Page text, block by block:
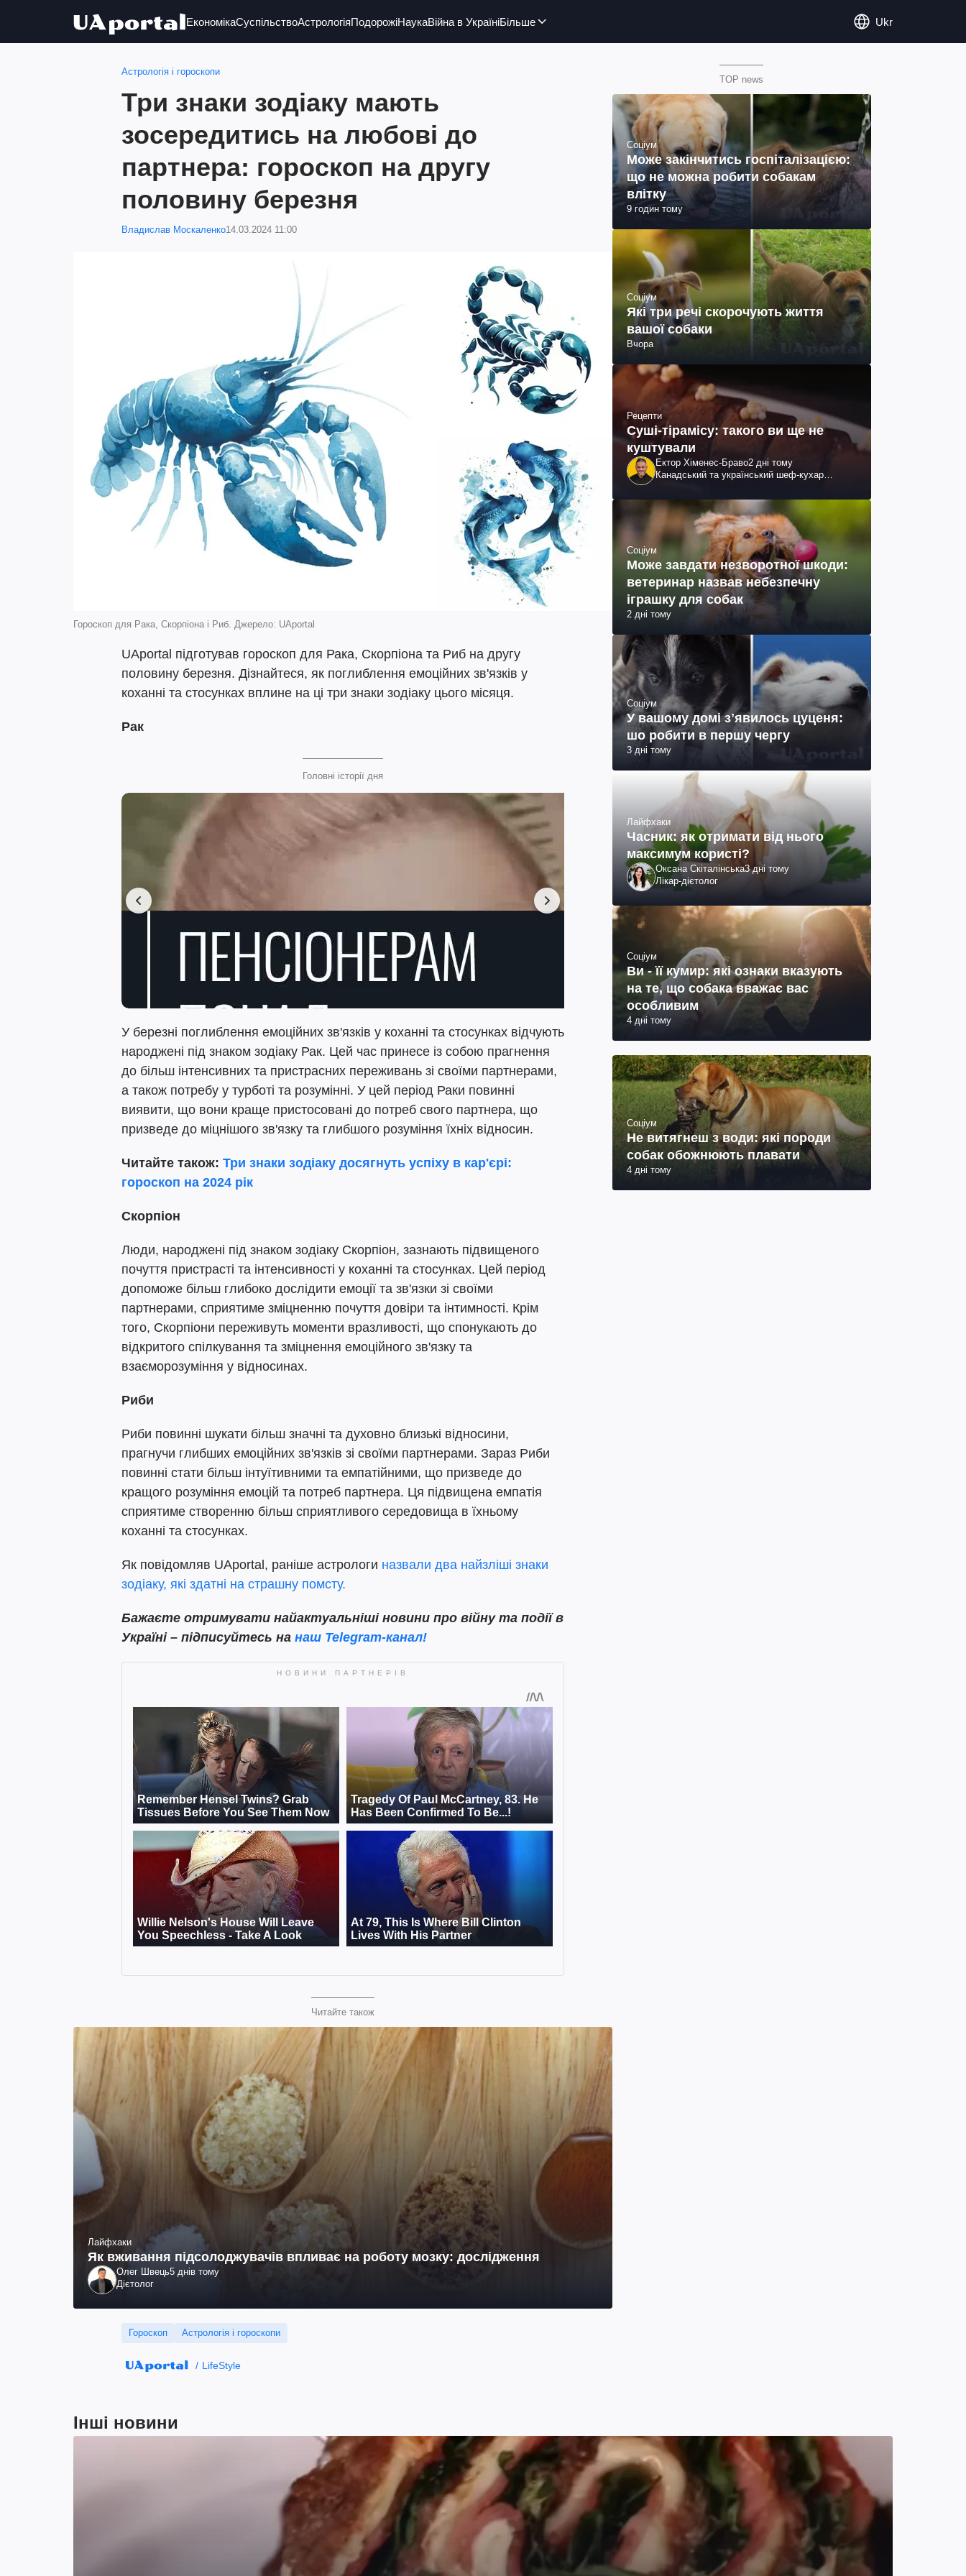
ЕкономікаСуспільствоАстрологіяПодорожіНаукаВійна в УкраїніБільше Ukr
Астрологія і гороскопи
Три знаки зодіаку мають
зосередитись на любові до
партнера: гороскоп на другу
половину березня
Владислав Москаленко14.03.2024 11:00
Гороскоп для Рака, Скорпіона і Риб. Джерело: UAportal
UAportal підготував гороскоп для Рака, Скорпіона та Риб на другу
половину березня. Дізнайтеся, як поглиблення емоційних зв'язків у
коханні та стосунках вплине на ці три знаки зодіаку цього місяця.
Рак
Головні історії дня
У березні поглиблення емоційних зв'язків у коханні та стосунках відчують
народжені під знаком зодіаку Рак. Цей час принесе із собою прагнення
до більш інтенсивних та пристрасних переживань зі своїми партнерами,
а також потребу у турботі та розумінні. У цей період Раки повинні
виявити, що вони краще пристосовані до потреб свого партнера, що
призведе до міцнішого зв'язку та глибшого розуміння їхніх відносин.
Читайте також: Три знаки зодіаку досягнуть успіху в кар'єрі:
гороскоп на 2024 рік
Скорпіон
Люди, народжені під знаком зодіаку Скорпіон, зазнають підвищеного
почуття пристрасті та інтенсивності у коханні та стосунках. Цей період
допоможе більш глибоко дослідити емоції та зв'язки зі своїми
партнерами, сприятиме зміцненню почуття довіри та інтимності. Крім
того, Скорпіони переживуть моменти вразливості, що спонукають до
відкритого спілкування та зміцнення емоційного зв'язку та
взаєморозуміння у відносинах.
Риби
Риби повинні шукати більш значні та духовно близькі відносини,
прагнучи глибших емоційних зв'язків зі своїми партнерами. Зараз Риби
повинні стати більш інтуїтивними та емпатійними, що призведе до
кращого розуміння емоцій та потреб партнера. Ця підвищена емпатія
сприятиме створенню більш сприятливого середовища в їхньому
коханні та стосунках.
Як повідомляв UAportal, раніше астрологи назвали два найзліші знаки
зодіаку, які здатні на страшну помсту.
Бажаєте отримувати найактуальніші новини про війну та події в
Україні – підписуйтесь на наш Telegram-канал!
Читайте також
Лайфхаки
Як вживання підсолоджувачів впливає на роботу мозку: дослідження
Олег Швець5 днів тому
Дієтолог
Гороскоп Астрологія і гороскопи
LifeStyle
TOP news
Соціум
Може закінчитись госпіталізацією:
що не можна робити собакам
влітку
9 годин тому
Соціум
Які три речі скорочують життя
вашої собаки
Вчора
Рецепти
Суші-тірамісу: такого ви ще не
куштували
Ектор Хіменес-Браво2 дні тому
Канадський та український шеф-кухар
телеведучий
Соціум
Може завдати незворотної шкоди:
ветеринар назвав небезпечну
іграшку для собак
2 дні тому
Соціум
У вашому домі зʼявилось цуценя:
шо робити в першу чергу
3 дні тому
Лайфхаки
Часник: як отримати від нього
максимум користі?
Оксана Скіталінська3 дні тому
Лікар-дієтолог
Соціум
Ви - її кумир: які ознаки вказують
на те, що собака вважає вас
особливим
4 дні тому
Соціум
Не витягнеш з води: які породи
собак обожнюють плавати
4 дні тому
Інші новини